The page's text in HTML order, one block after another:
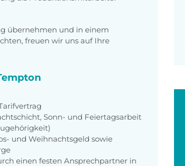
übernehmen und in einem
freuen wir uns auf Ihre
Sonn- und Feiertagsarbeit
und Weihnachtsgeld sowie
einen festen Ansprechpartner in